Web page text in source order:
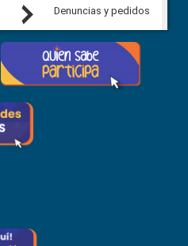
5 agosto, 2026
Next
Denuncias y pedidos